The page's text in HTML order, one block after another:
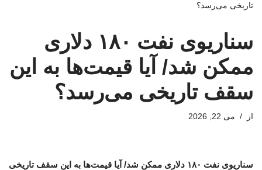
تاریخی می‌رسد؟
سناریوی نفت ۱۸۰ دلاری
ممکن شد/ آیا قیمت‌ها به این
سقف تاریخی می‌رسد؟
از می 22, 2026
سناریوی نفت ۱۸۰ دلاری ممکن شد/ آیا قیمت‌ها به این سقف تاریخی